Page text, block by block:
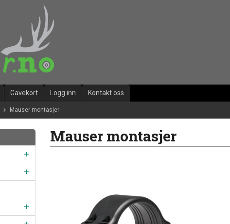
Gavekort Logg inn Kontakt oss
Mauser montasjer
Mauser montasjer